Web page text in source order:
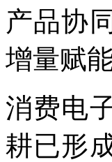
产品协
增量赋
消费电
耕已形